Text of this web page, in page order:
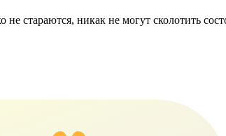
стараются, никак не могут сколотить